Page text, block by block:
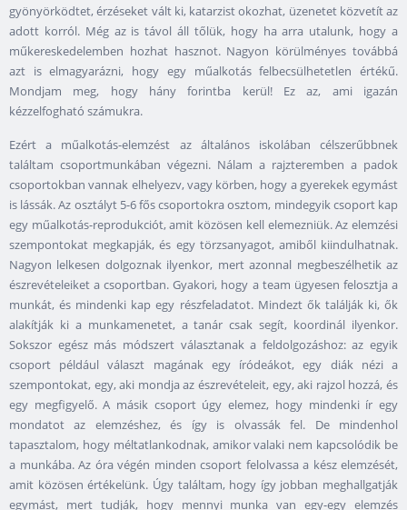
gyönyörködtet, érzéseket vált ki, katarzist okozhat, üzenetet közvetít az
adott korról. Még az is távol áll tőlük, hogy ha arra utalunk, hogy a
műkereskedelemben hozhat hasznot. Nagyon körülményes továbbá
azt is elmagyarázni, hogy egy műalkotás felbecsülhetetlen értékű.
Mondjam meg, hogy hány forintba kerül! Ez az, ami igazán
kézzelfogható számukra.
Ezért a műalkotás-elemzést az általános iskolában célszerűbbnek
találtam csoportmunkában végezni. Nálam a rajzteremben a padok
csoportokban vannak elhelyezv, vagy körben, hogy a gyerekek egymást
is lássák. Az osztályt 5-6 fős csoportokra osztom, mindegyik csoport kap
egy műalkotás-reprodukciót, amit közösen kell elemezniük. Az elemzési
szempontokat megkapják, és egy törzsanyagot, amiből kiindulhatnak.
Nagyon lelkesen dolgoznak ilyenkor, mert azonnal megbeszélhetik az
észrevételeiket a csoportban. Gyakori, hogy a team ügyesen felosztja a
munkát, és mindenki kap egy részfeladatot. Mindezt ők találják ki, ők
alakítják ki a munkamenetet, a tanár csak segít, koordinál ilyenkor.
Sokszor egész más módszert választanak a feldolgozáshoz: az egyik
csoport például választ magának egy íródeákot, egy diák nézi a
szempontokat, egy, aki mondja az észrevételeit, egy, aki rajzol hozzá, és
egy megfigyelő. A másik csoport úgy elemez, hogy mindenki ír egy
mondatot az elemzéshez, és így is olvassák fel. De mindenhol
tapasztalom, hogy méltatlankodnak, amikor valaki nem kapcsolódik be
a munkába. Az óra végén minden csoport felolvassa a kész elemzését,
amit közösen értékelünk. Úgy találtam, hogy így jobban meghallgatják
egymást, mert tudják, hogy mennyi munka van egy-egy elemzés